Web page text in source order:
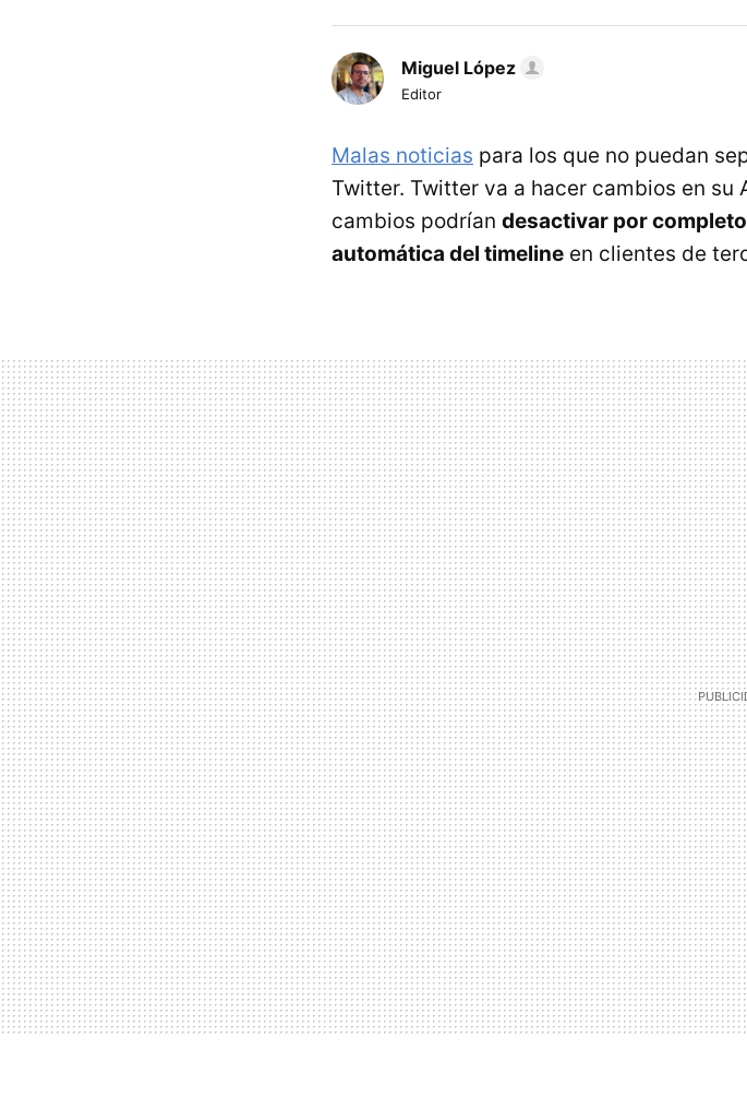
Miguel López
Editor
Malas noticias para los que no puedan
Twitter. Twitter va a hacer cambios en su
cambios podrían desactivar por
automática del timeline en clientes de